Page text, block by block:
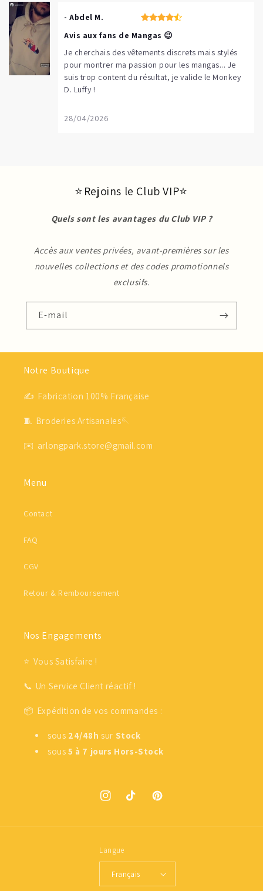
- Abdel M.
Avis aux fans de Mangas 😉
Je cherchais des vêtements discrets mais stylés
pour montrer ma passion pour les mangas... Je
suis trop content du résultat, je valide le Monkey
D. Luffy !
28/04/2026
⭐ Rejoins le Club VIP⭐
Quels sont les avantages du Club VIP ?
Accès aux ventes privées, avant-premières sur les
nouvelles collections et des codes promotionnels
exclusifs.
E-mail
Notre Boutique
✍ Fabrication 100% Française
🧵 Broderies Artisanales🪡
✉️ arlongpark.store@gmail.com
Menu
Contact
FAQ
CGV
Retour & Remboursement
Nos Engagements
⭐ Vous Satisfaire !
📞 Un Service Client réactif !
📦 Expédition de vos commandes :
sous 24/48h sur Stock
sous 5 à 7 jours Hors-Stock
InstagramTikTok Pinterest
Langue
Français